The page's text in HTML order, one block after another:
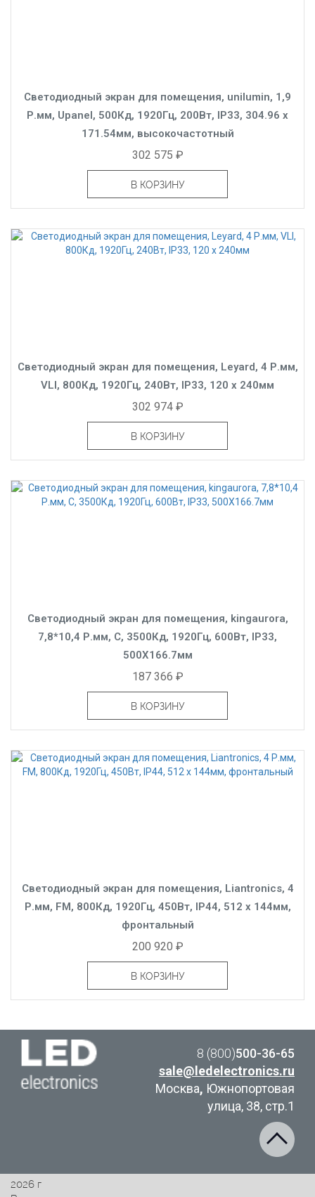
Светодиодный экран для помещения, unilumin, 1,9
Р.мм, Upanel, 500Кд, 1920Гц, 200Вт, IP33, 304.96 x
171.54мм, высокочастотный
302 575 ₽
В КОРЗИНУ
Светодиодный экран для помещения, Leyard, 4 Р.мм,
VLI, 800Кд, 1920Гц, 240Вт, IP33, 120 x 240мм
302 974 ₽
В КОРЗИНУ
Светодиодный экран для помещения, kingaurora,
7,8*10,4 Р.мм, C, 3500Кд, 1920Гц, 600Вт, IP33,
500X166.7мм
187 366 ₽
В КОРЗИНУ
Светодиодный экран для помещения, Liantronics, 4
Р.мм, FM, 800Кд, 1920Гц, 450Вт, IP44, 512 x 144мм,
фронтальный
200 920 ₽
В КОРЗИНУ
8 (800)500-36-65
sale@ledelectronics.ru
Москва, Южнопортовая
улица, 38, стр.1
2026 г